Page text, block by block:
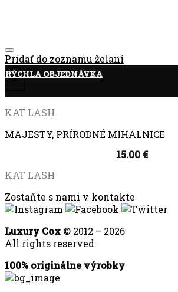
Pridať do zoznamu želaní
+
RÝCHLA OBJEDNÁVKA
KAT LASH
MAJESTY, PRÍRODNÉ MIHALNICE
15.00 €
KAT LASH
Zostaňte s nami v kontakte
Luxury Cox © 2012 – 2026
All rights reserved.
100% originálne výrobky